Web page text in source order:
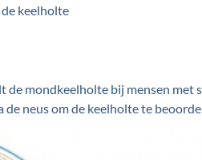
keelholte
de mondkeelholte bij mensen met
de neus om de keelholte te